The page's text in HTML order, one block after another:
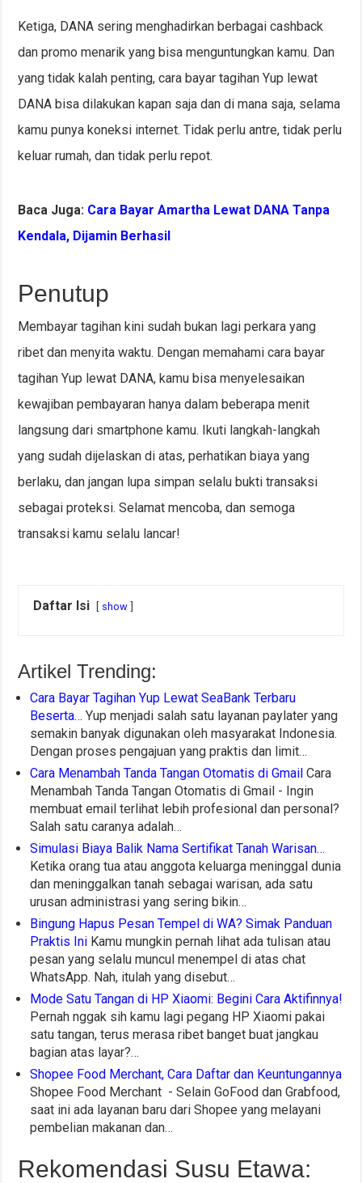
Ketiga, DANA sering menghadirkan berbagai cashback
dan promo menarik yang bisa menguntungkan kamu. Dan
yang tidak kalah penting, cara bayar tagihan Yup lewat
DANA bisa dilakukan kapan saja dan di mana saja, selama
kamu punya koneksi internet. Tidak perlu antre, tidak perlu
keluar rumah, dan tidak perlu repot.
Baca Juga: Cara Bayar Amartha Lewat DANA Tanpa
Kendala, Dijamin Berhasil
Penutup
Membayar tagihan kini sudah bukan lagi perkara yang
ribet dan menyita waktu. Dengan memahami cara bayar
tagihan Yup lewat DANA, kamu bisa menyelesaikan
kewajiban pembayaran hanya dalam beberapa menit
langsung dari smartphone kamu. Ikuti langkah-langkah
yang sudah dijelaskan di atas, perhatikan biaya yang
berlaku, dan jangan lupa simpan selalu bukti transaksi
sebagai proteksi. Selamat mencoba, dan semoga
transaksi kamu selalu lancar!
Daftar Isi show
Artikel Trending:
Cara Bayar Tagihan Yup Lewat SeaBank Terbaru
Beserta… Yup menjadi salah satu layanan paylater yang
semakin banyak digunakan oleh masyarakat Indonesia.
Dengan proses pengajuan yang praktis dan limit…
Cara Menambah Tanda Tangan Otomatis di Gmail Cara
Menambah Tanda Tangan Otomatis di Gmail - Ingin
membuat email terlihat lebih profesional dan personal?
Salah satu caranya adalah…
Simulasi Biaya Balik Nama Sertifikat Tanah Warisan…
Ketika orang tua atau anggota keluarga meninggal dunia
dan meninggalkan tanah sebagai warisan, ada satu
urusan administrasi yang sering bikin…
Bingung Hapus Pesan Tempel di WA? Simak Panduan
Praktis Ini Kamu mungkin pernah lihat ada tulisan atau
pesan yang selalu muncul menempel di atas chat
WhatsApp. Nah, itulah yang disebut…
Mode Satu Tangan di HP Xiaomi: Begini Cara Aktifinnya!
Pernah nggak sih kamu lagi pegang HP Xiaomi pakai
satu tangan, terus merasa ribet banget buat jangkau
bagian atas layar?…
Shopee Food Merchant, Cara Daftar dan Keuntungannya
Shopee Food Merchant - Selain GoFood dan Grabfood,
saat ini ada layanan baru dari Shopee yang melayani
pembelian makanan dan…
Rekomendasi Susu Etawa: